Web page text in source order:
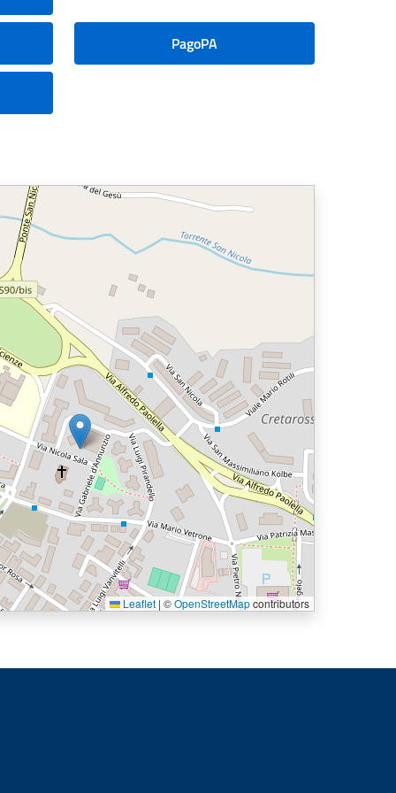
PagoPA
Leaflet | ©OpenStreetMapcontributors